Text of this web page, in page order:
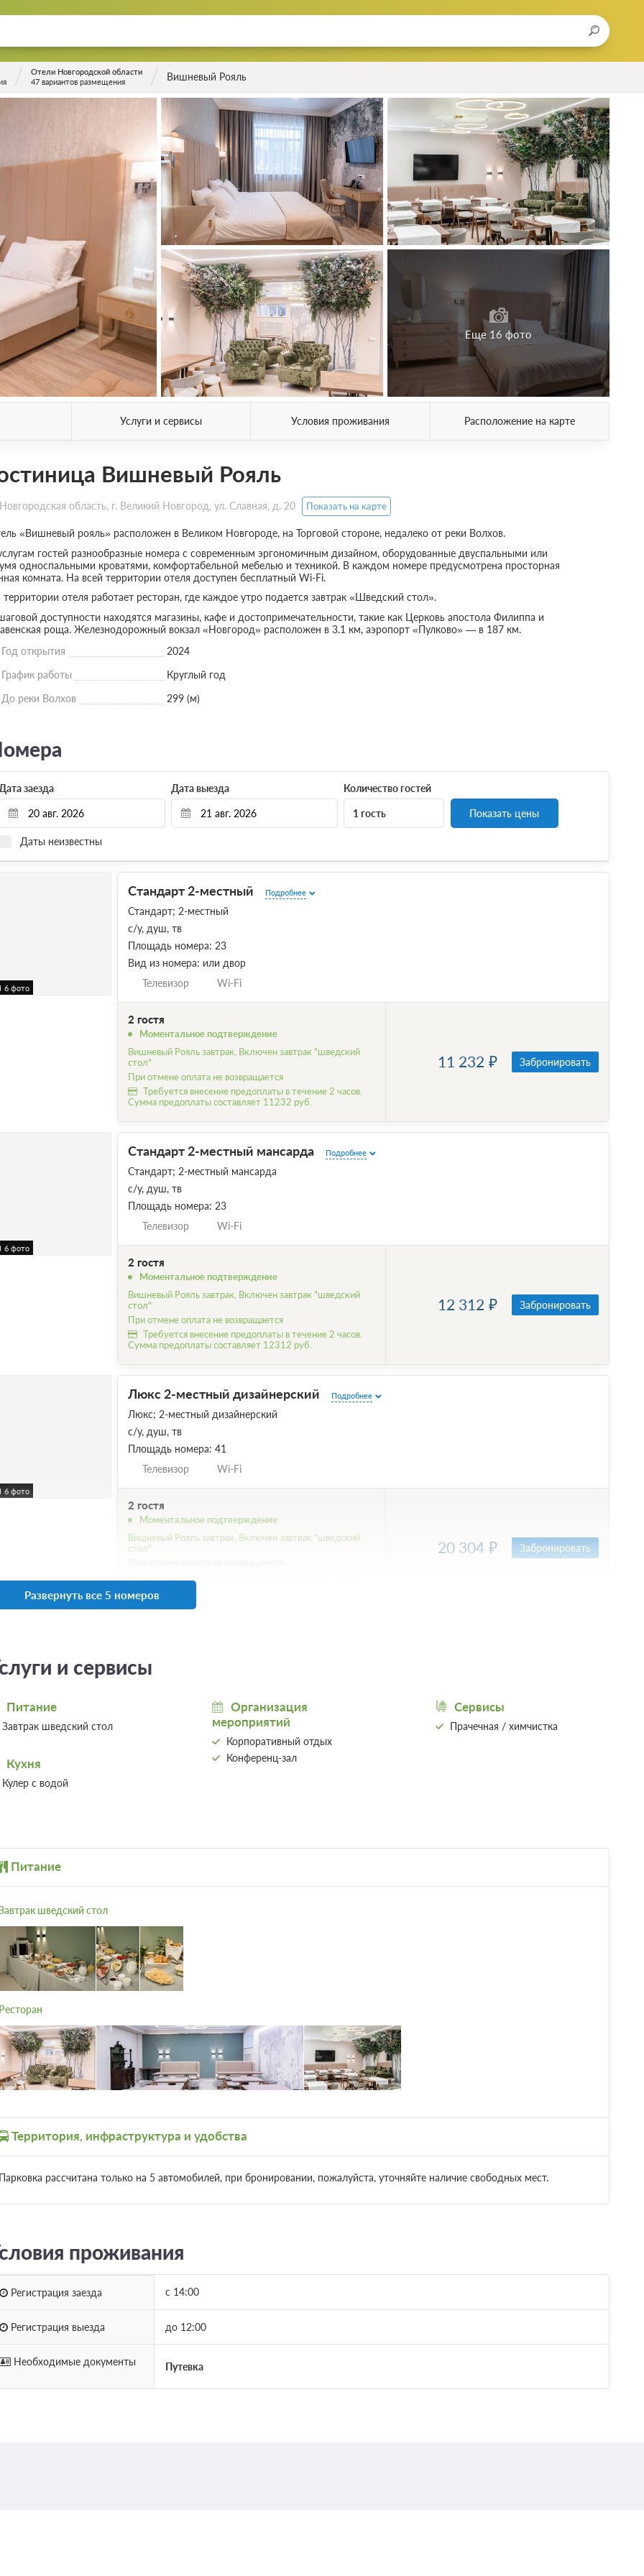
Отели Новгородской области
47 вариантов размещения
Вишневый Рояль
Еще 16 фото
Услуги и сервисы Условия проживания Расположение на карте
Вишневый Рояль
область, г. Великий Новгород, ул. Славная, д. 20 Показать на карте
«Вишневый рояль» расположен в Великом Новгороде, на Торговой стороне, недалеко от реки Волхов.
гостей разнообразные номера с современным эргономичным дизайном, оборудованные двуспальными или
односпальными кроватями, комфортабельной мебелью и техникой. В каждом номере предусмотрена просторная
комната. На всей территории отеля доступен бесплатный Wi-Fi.
отеля работает ресторан, где каждое утро подается завтрак «Шведский стол».
доступности находятся магазины, кафе и достопримечательности, такие как Церковь апостола Филиппа и
роща. Железнодорожный вокзал «Новгород» расположен в 3.1 км, аэропорт «Пулково» — в 187 км.
Год открытия
2024
График работы
Круглый год
До реки Волхов
299 (м)
заезда Дата выезда
Даты неизвестны
Количество гостей
1 гость Показать цены
6 фото
Стандарт 2-местный Подробнее
Стандарт; 2-местный
с/у, душ, тв
Площадь номера: 23
Вид из номера: или двор
Телевизор
Wi-Fi
2 гостя
Моментальное подтверждение
Вишневый Рояль завтрак, Включен завтрак "шведский
стол"
При отмене оплата не возвращается
Требуется внесение предоплаты в течение 2 часов.
Сумма предоплаты составляет 11232 руб.
11 232 Забронировать
6 фото
Стандарт 2-местный мансарда Подробнее
Стандарт; 2-местный мансарда
с/у, душ, тв
Площадь номера: 23
Телевизор
Wi-Fi
2 гостя
Моментальное подтверждение
Вишневый Рояль завтрак, Включен завтрак "шведский
стол"
При отмене оплата не возвращается
Требуется внесение предоплаты в течение 2 часов.
Сумма предоплаты составляет 12312 руб.
12 312 Забронировать
6 фото
Люкс 2-местный дизайнерский Подробнее
Люкс; 2-местный дизайнерский
с/у, душ, тв
Площадь номера: 41
Телевизор
Wi-Fi
2 гостя
Моментальное подтверждение
Вишневый Рояль завтрак, Включен завтрак "шведский
стол"
При отмене оплата не возвращается
20 304 Забронировать
13 фото
с/у, душ, тв
Wi-Fi
Моментальное подтверждение
6 фото
Площадь номера: 45
Телевизор
2 гостя
Вишневый Рояль завтрак, Включен завтрак "шведский
стол"
При отмене оплата не возвращается
Требуется внесение предоплаты в течение 2 часов.
Сумма предоплаты составляет 20736 руб.
Развернуть все 5 номеров
и сервисы
Питание
Завтрак шведский стол
Кухня
Кулер с водой
Организация
мероприятий
Корпоративный отдых
Конференц-зал
Сервисы
Прачечная / химчистка
Питание
шведский стол
Территория, инфраструктура и удобства
рассчитана только на 5 автомобилей, при бронировании, пожалуйста, уточняйте наличие свободных мест.
проживания
Регистрация заезда с 14:00
Регистрация выезда до 12:00
Необходимые документы Путевка